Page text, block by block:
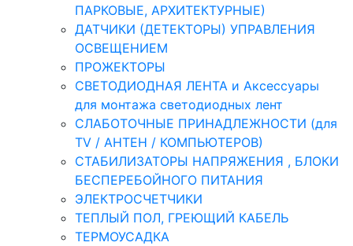
ПАРКОВЫЕ, АРХИТЕКТУРНЫЕ)
ДАТЧИКИ (ДЕТЕКТОРЫ) УПРАВЛЕНИЯ
ОСВЕЩЕНИЕМ
ПРОЖЕКТОРЫ
СВЕТОДИОДНАЯ ЛЕНТА и Аксессуары
для монтажа светодиодных лент
СЛАБОТОЧНЫЕ ПРИНАДЛЕЖНОСТИ (для
TV / АНТЕН / КОМПЬЮТЕРОВ)
СТАБИЛИЗАТОРЫ НАПРЯЖЕНИЯ , БЛОКИ
БЕСПЕРЕБОЙНОГО ПИТАНИЯ
ЭЛЕКТРОСЧЕТЧИКИ
ТЕПЛЫЙ ПОЛ, ГРЕЮЩИЙ КАБЕЛЬ
ТЕРМОУСАДКА